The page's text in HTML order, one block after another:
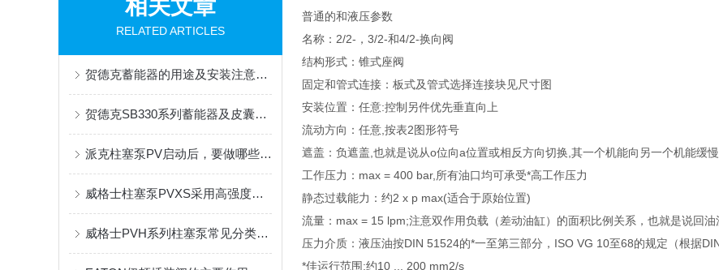
相关文章
RELATED ARTICLES
贺德克蓄能器的用途及安装注意事项
贺德克SB330系列蓄能器及皮囊的作用及应用概述
派克柱塞泵PV启动后，要做哪些操作工作呢
威格士柱塞泵PVXS采用高强度材料和先进的密封技术
威格士PVH系列柱塞泵常见分类有哪些，看完你就知道了
普通的和液压参数
名称：2/2-，3/2-和4/2-换向阀
结构形式：锥式座阀
固定和管式连接：板式及管式选择连接块见尺寸图
安装位置：任意:控制另件优先垂直向上
流动方向：任意,按表2图形符号
遮盖：负遮盖,也就是说从o位向a位置或相反方向切换,其一个机能向另一个机能缓
工作压力：max = 400 bar,所有油口均可承受*高工作压力
静态过载能力：约2 x p max(适合于原始位置)
流量：max = 15 lpm;注意双作用负载（差动油缸）的面积比例关系，也就是说回油
压力介质：液压油按DIN 51524的*一至第三部分，ISO VG 10至68的规定（根据
*佳运行范围:约10 ... 200 mm2/s